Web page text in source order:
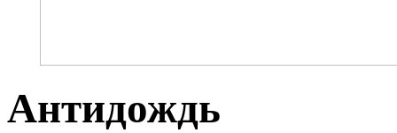
Антидождь